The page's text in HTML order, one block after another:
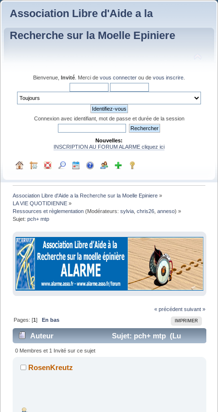
Association Libre d'Aide a la
Recherche sur la Moelle Epiniere
Bienvenue, Invité . Merci de vous connecter ou de vous inscrire
Connexion avec identifiant, mot de passe et durée de la session
Nouvelles:
INSCRIPTION AU FORUM ALARME cliquez ici
Association Libre d'Aide a la Recherche sur la Moelle Epiniere »
LA VIE QUOTIDIENNE »
Ressources et règlementation (Modérateurs:sylvia ,chris26 ,anneso) »
Sujet:pch+ mtp
« précédent suivant »
IMPRIMER
Pages: [1] En bas
Auteur
Sujet: pch+ mtp (Lu
23810 fois)
0 Membres et 1 Invité sur ce sujet
RosenKreutz